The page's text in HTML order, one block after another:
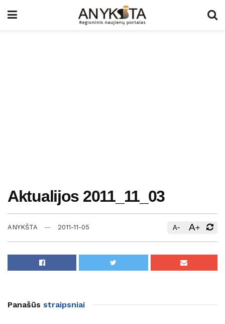
Aktualijos 2011_11_03
ANYKŠTA 2011-11-05 A- A+
Panašūs straipsniai